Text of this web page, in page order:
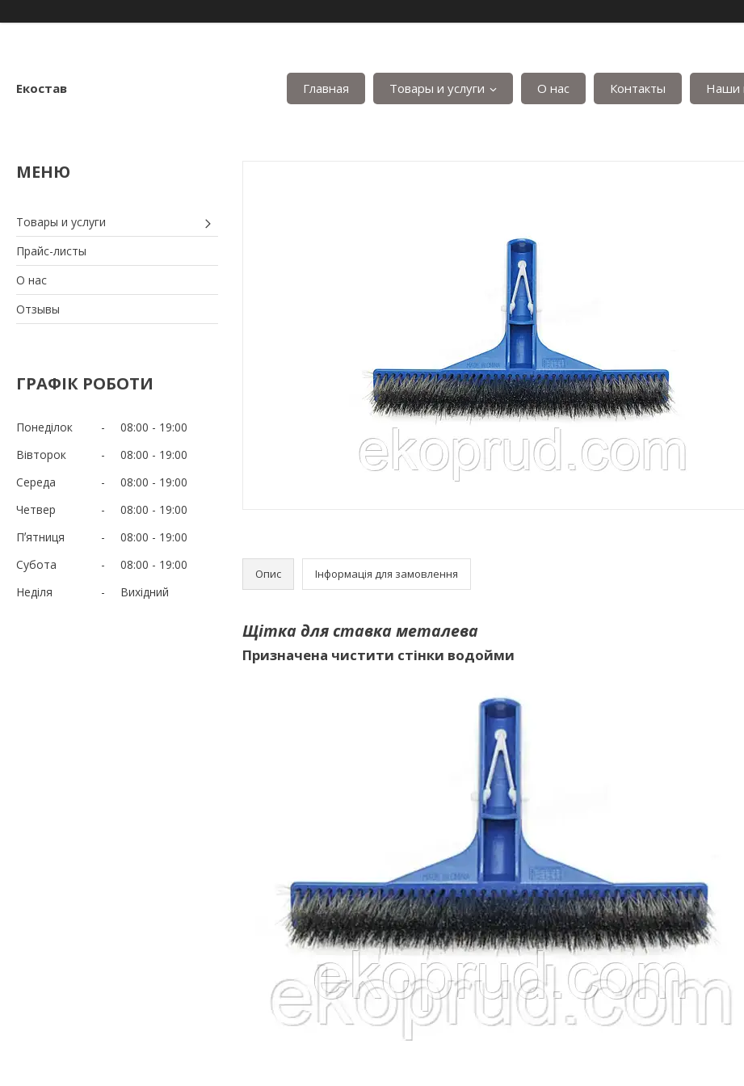
Екостав Главная Товары и услуги О нас Контакты Наши
Товары и услуги
Прайс-листы
О нас
Отзывы
ГРАФІК РОБОТИ
Понеділок 08:00
19:00
Вівторок
08:00
19:00
Середа
08:00
19:00
Четвер
08:00
19:00
Пʼятниця
08:00
19:00
Субота
08:00
19:00
Неділя
Вихідний
Опис Інформація для замовлення
Щітка для ставка металева
Призначена чистити стінки водойми